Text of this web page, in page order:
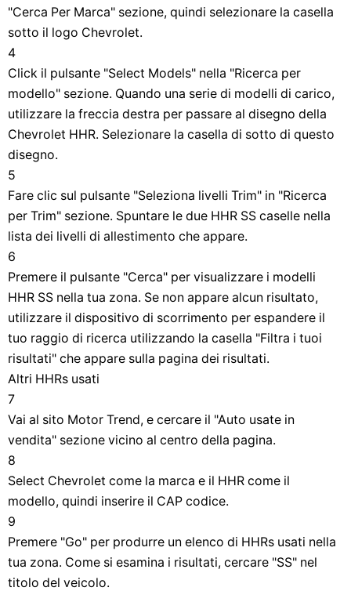
"Cerca Per Marca" sezione, quindi selezionare la casella
sotto il logo Chevrolet.
4
Click il pulsante "Select Models" nella "Ricerca per
modello" sezione. Quando una serie di modelli di carico,
utilizzare la freccia destra per passare al disegno della
Chevrolet HHR. Selezionare la casella di sotto di questo
disegno.
5
Fare clic sul pulsante "Seleziona livelli Trim" in "Ricerca
per Trim" sezione. Spuntare le due HHR SS caselle nella
lista dei livelli di allestimento che appare.
6
Premere il pulsante "Cerca" per visualizzare i modelli
HHR SS nella tua zona. Se non appare alcun risultato,
utilizzare il dispositivo di scorrimento per espandere il
tuo raggio di ricerca utilizzando la casella "Filtra i tuoi
risultati" che appare sulla pagina dei risultati.
Altri HHRs usati
7
Vai al sito Motor Trend, e cercare il "Auto usate in
vendita" sezione vicino al centro della pagina.
8
Select Chevrolet come la marca e il HHR come il
modello, quindi inserire il CAP codice.
9
Premere "Go" per produrre un elenco di HHRs usati nella
tua zona. Come si esamina i risultati, cercare "SS" nel
titolo del veicolo.